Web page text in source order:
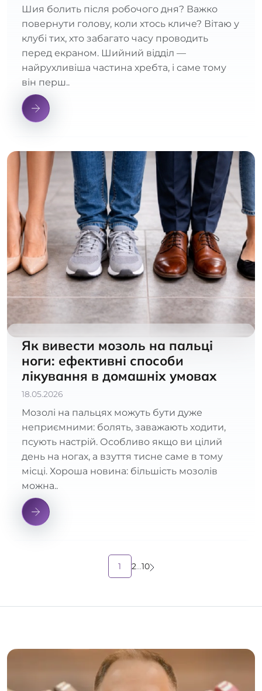
Шия болить після робочого дня? Важко
повернути голову, коли хтось кличе? Вітаю у
клубі тих, хто забагато часу проводить
перед екраном. Шийний відділ —
найрухливіша частина хребта, і саме тому
він перш..
Як вивести мозоль на пальці
ноги: ефективні способи
лікування в домашніх умовах
18.05.2026
Мозолі на пальцях можуть бути дуже
неприємними: болять, заважають ходити,
псують настрій. Особливо якщо ви цілий
день на ногах, а взуття тисне саме в тому
місці. Хороша новина: більшість мозолів
можна..
1 2...10